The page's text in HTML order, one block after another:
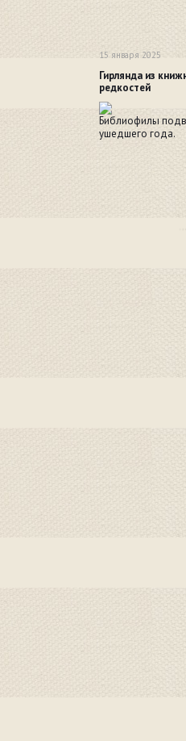
15 января 2025
Гирлянда из
редкостей
Библиофилы
ушедшего года.